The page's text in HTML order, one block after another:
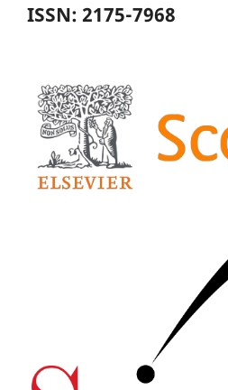
ISSN: 2175-7968